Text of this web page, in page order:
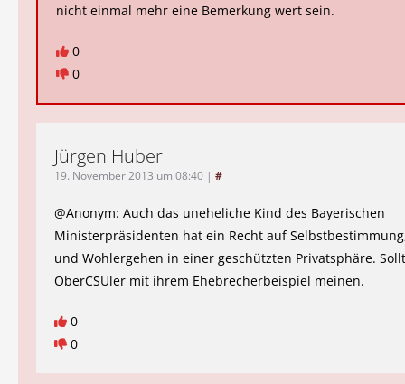
nicht einmal mehr eine Bemerkung wert sein.
0
0
Jürgen Huber
19. November 2013 um 08:40 | #
@Anonym: Auch das uneheliche Kind des Bayerischen
Ministerpräsidenten hat ein Recht auf
und Wohlergehen in einer geschützten Privatsphäre.
OberCSUler mit ihrem Ehebrecherbeispiel meinen.
0
0